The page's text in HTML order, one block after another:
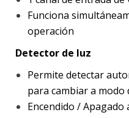
Funciona
operación
Detector de luz
Permite detectar
para cambiar a modo
Encendido /